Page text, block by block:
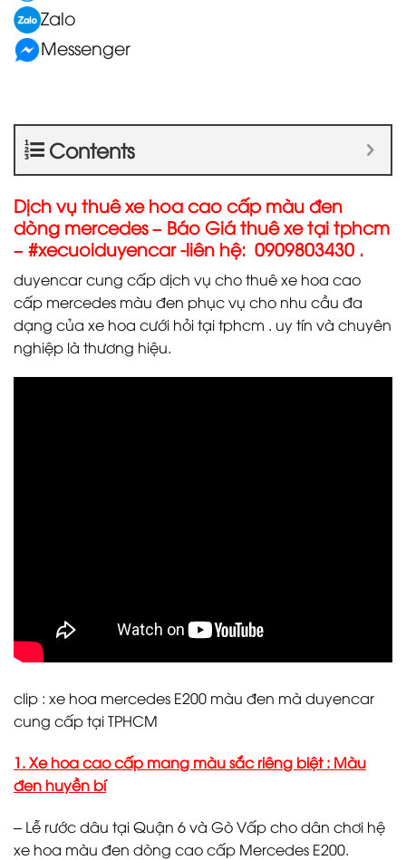
Zalo
Messenger
Contents
Dịch vụ thuê xe hoa cao cấp màu đen
dòng mercedes – Báo Giá thuê xe tại tphcm
– #xecuoiduyencar -liên hệ: 0909803430 .
duyencar cung cấp dịch vụ cho thuê xe hoa cao
cấp mercedes màu đen phục vụ cho nhu cầu đa
dạng của xe hoa cưới hỏi tại tphcm . uy tín và chuyên
nghiệp là thương hiệu.
clip : xe hoa mercedes E200 màu đen mà duyencar
cung cấp tại TPHCM
1. Xe hoa cao cấp mang màu sắc riêng biệt : Màu
đen huyền bí
– Lễ rước dâu tại Quận 6 và Gò Vấp cho dân chơi hệ
xe hoa màu đen dòng cao cấp Mercedes E200.